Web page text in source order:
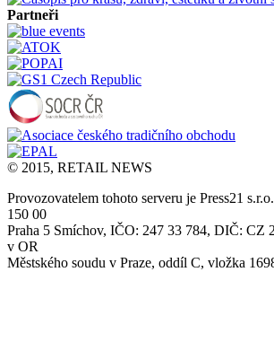
Partneři
© 2015, RETAIL NEWS
Provozovatelem tohoto serveru je Press21
150 00
Praha 5 Smíchov, IČO: 247 33 784, DIČ: CZ
v OR
Městského soudu v Praze, oddíl C, vložka